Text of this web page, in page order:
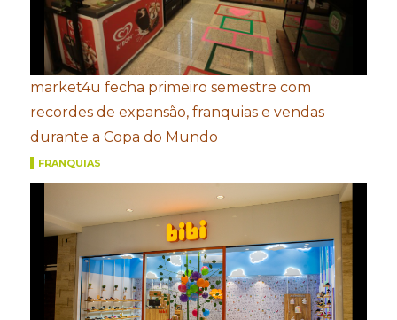
market4u fecha primeiro semestre com
recordes de expansão, franquias e vendas
durante a Copa do Mundo
FRANQUIAS